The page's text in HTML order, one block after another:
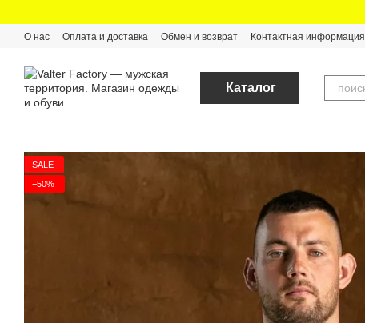
О нас Оплата и доставка Обмен и возврат Контактная информация
Каталог
SALE
−50%